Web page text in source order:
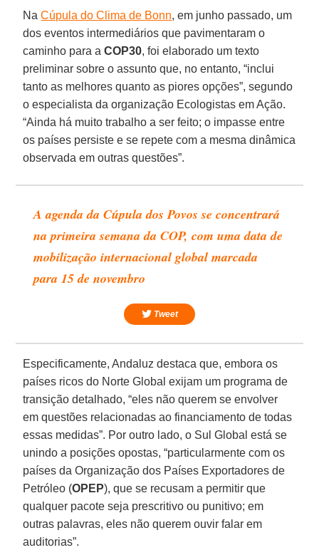
NaCúpula do Clima de Bonn, em junho passado, um
dos eventos intermediários que pavimentaram o
caminho para aCOP30, foi elaborado um texto
preliminar sobre o assunto que, no entanto, “inclui
tanto as melhores quanto as piores opções”, segundo
o especialista da organização Ecologistas em Ação.
“Ainda há muito trabalho a ser feito; o impasse entre
os países persiste e se repete com a mesma dinâmica
observada em outras questões”.
A agenda da Cúpula dos Povos se concentrará
na primeira semana da COP, com uma data de
mobilização internacional global marcada
para 15 de novembro
Tweet
Especificamente, Andaluz destaca que, embora os
países ricos do Norte Global exijam um programa de
transição detalhado, “eles não querem se envolver
em questões relacionadas ao financiamento de todas
essas medidas”. Por outro lado, o Sul Global está se
unindo a posições opostas, “particularmente com os
países da Organização dos Países Exportadores de
Petróleo (OPEP), que se recusam a permitir que
qualquer pacote seja prescritivo ou punitivo; em
outras palavras, eles não querem ouvir falar em
auditorias”.